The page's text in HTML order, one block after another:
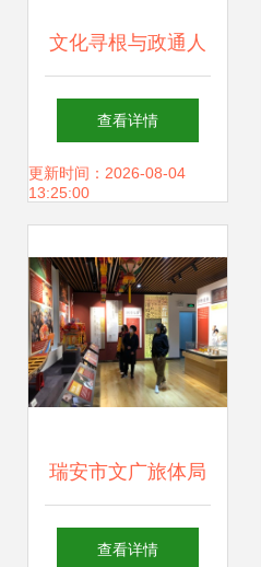
文化寻根与政通人
和——记眉山市政
务服务管理局走进
动
查看详情
更新时间：2026-08-04
13:25:00
瑞安市文广旅体局
着力推进公共文化
查看详情